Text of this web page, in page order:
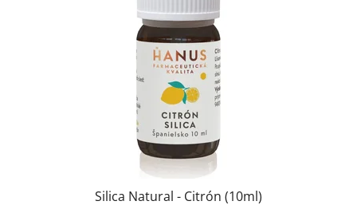
Silica Natural - Citrón (10ml)